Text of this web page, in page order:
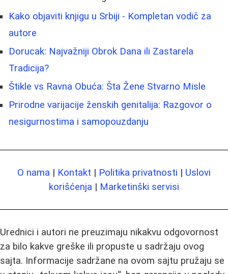
Kako objaviti knjigu u Srbiji - Kompletan vodič za
autore
Dorucak: Najvažniji Obrok Dana ili Zastarela
Tradicija?
Štikle vs Ravna Obuća: Šta Žene Stvarno Misle
Prirodne varijacije ženskih genitalija: Razgovor o
nesigurnostima i samopouzdanju
O nama | Kontakt | Politika privatnosti | Uslovi
korišćenja | Marketinški servisi
Urednici i autori ne preuzimaju nikakvu odgovornost
za bilo kakve greške ili propuste u sadržaju ovog
sajta. Informacije sadržane na ovom sajtu pružaju se